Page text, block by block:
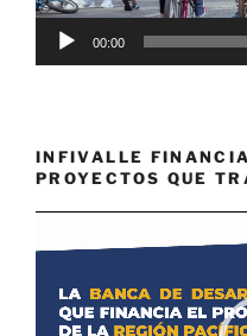
00:00
INFIVALLE
PROYECTOS QUE
de